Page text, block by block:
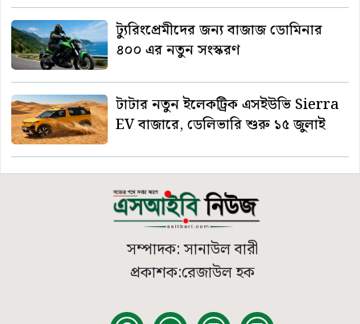
ট্যুরিংপ্রেমীদের জন্য বাজাজ ডোমিনার
৪০০ এর নতুন সংস্করণ
টাটার নতুন ইলেকট্রিক এসইউভি Sierra
EV বাজারে, ডেলিভারি শুরু ১৫ জুলাই
সম্পাদক: সানাউল বারী
প্রকাশক:রেজাউল হক